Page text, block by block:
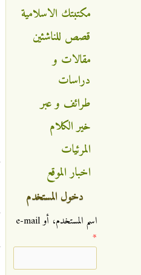
مكتبتك الاسلامية
قصص للناشئين
مقالات و
دراسات
طرائف و عبر
خير الكلام
المرئيات
اخبار الموقع
دخول المستخدم
‏اسم المستخدم، أو e-mail
*